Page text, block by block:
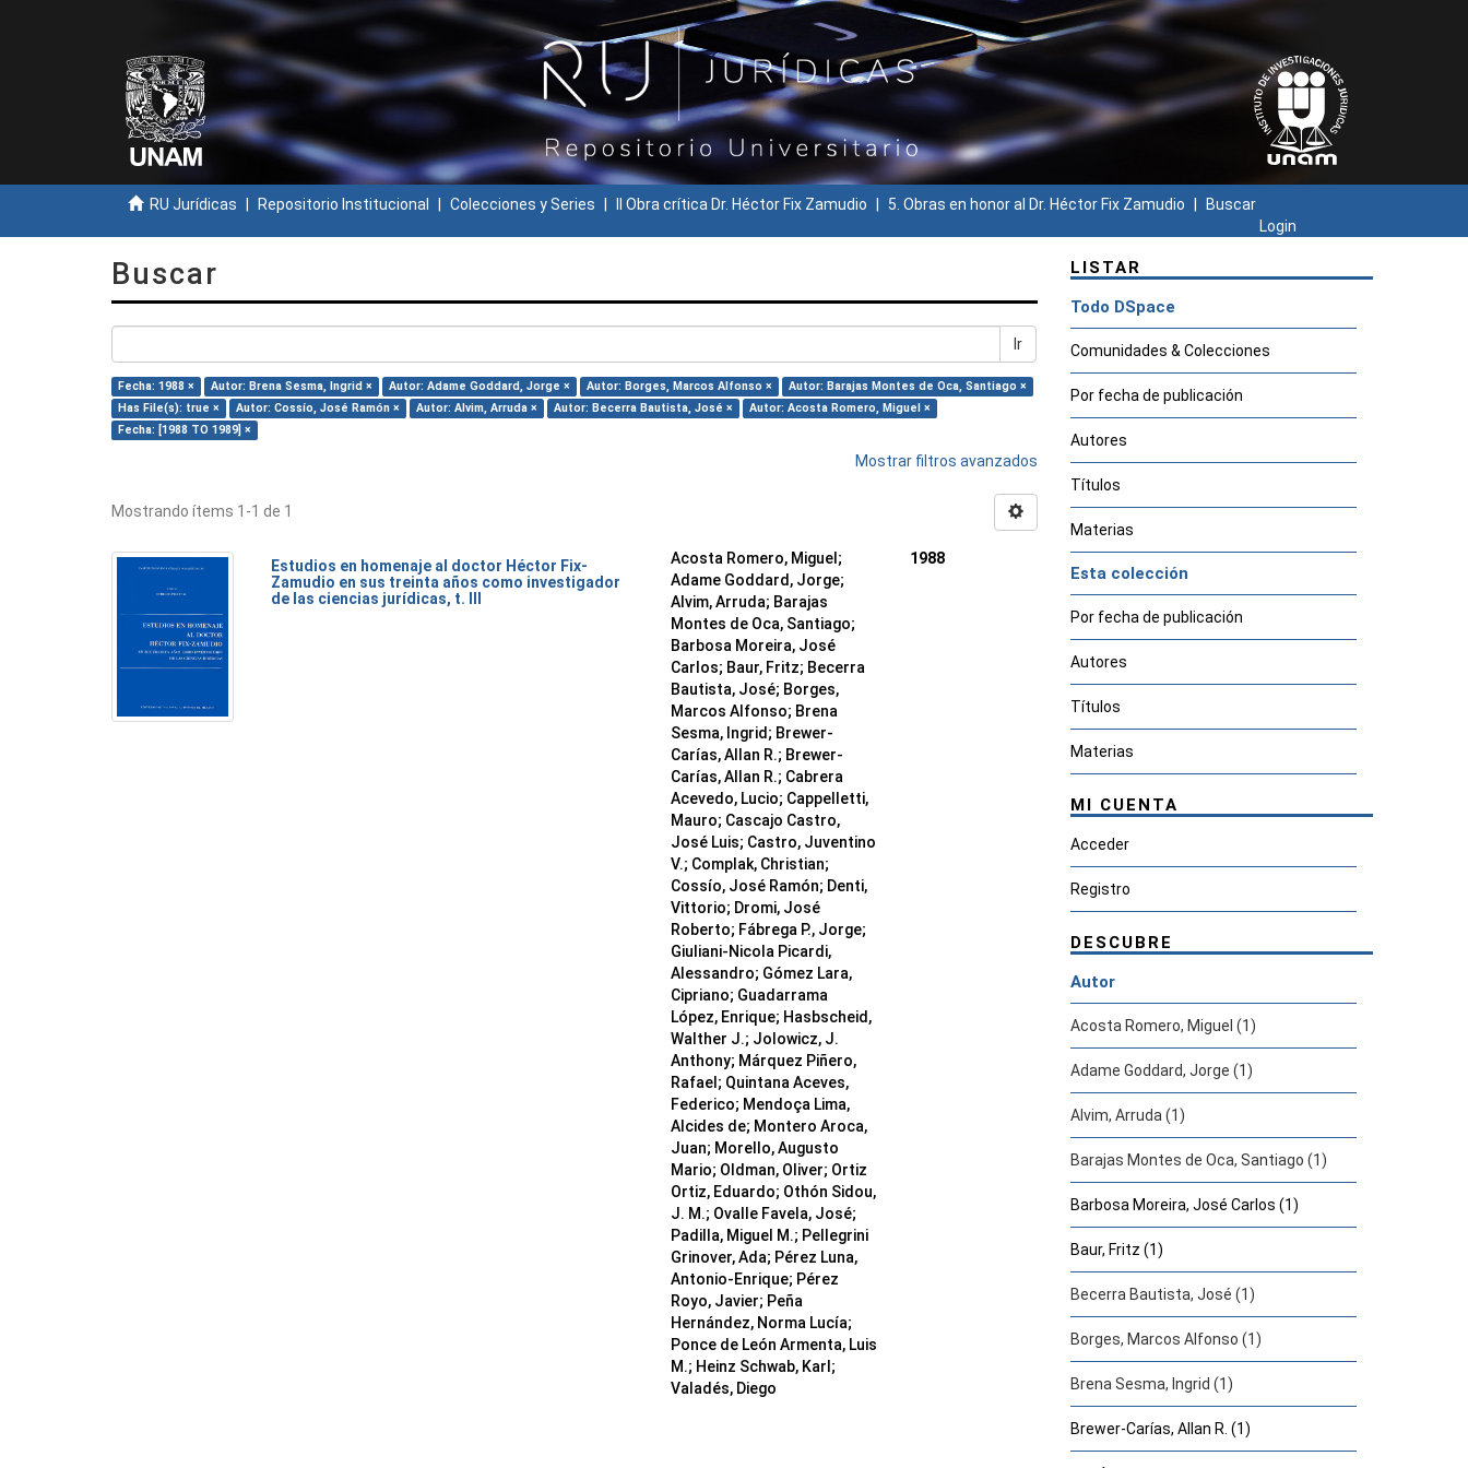
RU Jurídicas Repositorio Institucional Colecciones y Series II Obra crítica Dr. Héctor Fix Zamudio 5. Obras en honor al Dr. Héctor Fix Zamudio
Buscar
Login
Buscar
Ir
Fecha: 1988 × Autor: Brena Sesma, Ingrid × Autor: Adame Goddard, Jorge × Autor: Borges, Marcos Alfonso ×
Autor: Barajas Montes de Oca, Santiago ×
Has File(s): true ×
Autor: Cossío, José Ramón × Autor: Alvim, Arruda × Autor: Becerra Bautista, José ×
Autor: Acosta Romero, Miguel ×
Fecha: [1988 TO 1989] ×
Mostrar filtros avanzados
Mostrando ítems 1-1 de 1
Estudios en homenaje al doctor Héctor Fix-
Zamudio en sus treinta años como investigador
de las ciencias jurídicas, t. III
Acosta Romero, Miguel;
Adame Goddard, Jorge;
Alvim, Arruda; Barajas
Montes de Oca, Santiago;
Barbosa Moreira, José
Carlos; Baur, Fritz; Becerra
Bautista, José; Borges,
Marcos Alfonso; Brena
Sesma, Ingrid; Brewer-
Carías, Allan R.; Brewer-
Carías, Allan R.; Cabrera
Acevedo, Lucio; Cappelletti,
Mauro; Cascajo Castro,
José Luis; Castro, Juventino
V.; Complak, Christian;
Cossío, José Ramón; Denti,
Vittorio; Dromi, José
Roberto; Fábrega P., Jorge;
Giuliani-Nicola Picardi,
Alessandro; Gómez Lara,
Cipriano; Guadarrama
López, Enrique; Hasbscheid,
Walther J.; Jolowicz, J.
Anthony; Márquez Piñero,
Rafael; Quintana Aceves,
Federico; Mendoça Lima,
Alcides de; Montero Aroca,
Juan; Morello, Augusto
Mario; Oldman, Oliver; Ortiz
Ortiz, Eduardo; Othón Sidou,
J. M.; Ovalle Favela, José;
Padilla, Miguel M.; Pellegrini
Grinover, Ada; Pérez Luna,
Antonio-Enrique; Pérez
Royo, Javier; Peña
Hernández, Norma Lucía;
Ponce de León Armenta, Luis
M.; Heinz Schwab, Karl;
Valadés, Diego
1988
LISTAR
Todo DSpace
Comunidades & Colecciones
Por fecha de publicación
Autores
Títulos
Materias
Esta colección
Por fecha de publicación
Autores
Títulos
Materias
MI CUENTA
Acceder
Registro
DESCUBRE
Autor
Acosta Romero, Miguel (1)
Adame Goddard, Jorge (1)
Alvim, Arruda (1)
Barajas Montes de Oca, Santiago (1)
Barbosa Moreira, José Carlos (1)
Baur, Fritz (1)
Becerra Bautista, José (1)
Borges, Marcos Alfonso (1)
Brena Sesma, Ingrid (1)
Brewer-Carías, Allan R. (1)